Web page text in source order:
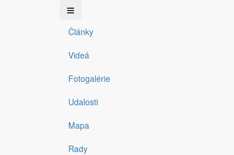
Články
Videá
Fotogalérie
Udalosti
Mapa
Rady
Filter
Typ
Fotogaléria